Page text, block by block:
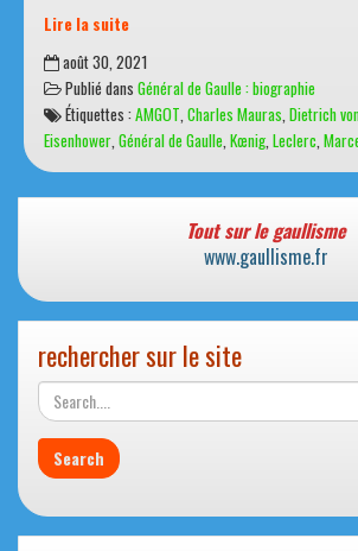
Lire la suite
août
1944
:
La
Libération
de
août 30, 2021
Publié dans Général de Gaulle : biographie
Étiquettes :AMGOT Charles Mauras Dietrich
Eisenhower Général de Gaulle Kœnig Leclerc
Tout sur le gaullisme
www.gaullisme.fr
rechercher sur le site